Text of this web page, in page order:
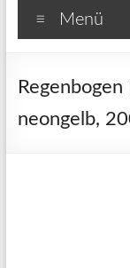
Menü
neongelb,